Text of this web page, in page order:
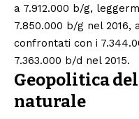
a 7.912.000 b/g,
7.850.000 b/g nel
confrontati con i
7.363.000 b/d nel 2015.
Geopolitica
naturale